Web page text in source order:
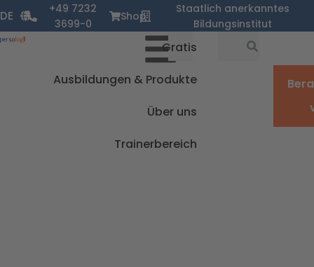
Inhalt
springen
DE
+49 7232
3699-0
Shop
Staatlich anerkanntes
Bildungsinstitut
Gratis
Ausbildungen & Produkte
Über uns
Trainerbereich
Suche Suche